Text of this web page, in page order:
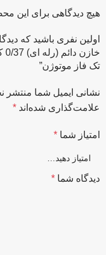
هیچ دیدگاهی برای این
اولین نفری باشید که
تک فاز موتوژن”
نشانی ایمیل شما منتشر
علامت‌گذاری شده‌اند *
امتیاز شما *
دیدگاه شما *